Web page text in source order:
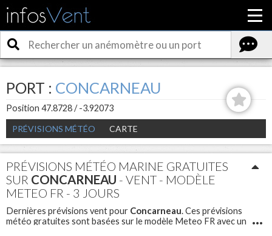
PORT : CONCARNEAU
Position 47.8728 / -3.92073
PRÉVISIONS MÉTÉO
CARTE
PRÉVISIONS MÉTÉO MARINE GRATUITES
SUR CONCARNEAU - VENT - MODÈLE
METEO FR - 3 JOURS
Dernières prévisions vent pour Concarneau. Ces prévisions
météo gratuites sont basées sur le modèle Meteo FR avec un